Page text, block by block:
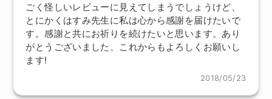
ごく怪しいレビューに見えてしまうでしょうけど、
とにかくはすみ先生に私は心から感謝を届けたいで
す。感謝と共にお祈りを続けたいと思います。あり
がとうございました、これからもよろしくお願いし
ます!
2018/05/23